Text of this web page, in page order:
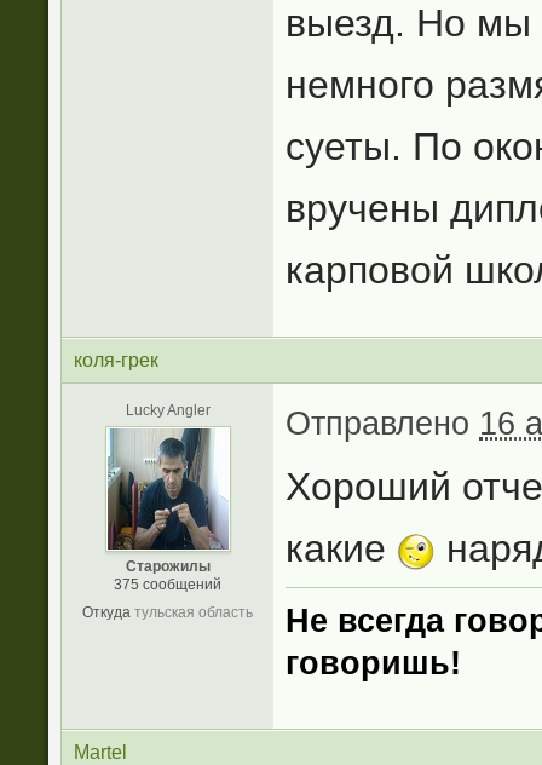
выезд. Но мы
немного
суеты. По
вручены
карповой
коля-грек
Lucky Angler
Старожилы
375 сообщений
Откуда тульская область
Отправлено 16
Хороший
какие
Не всегда
говоришь!
Martel